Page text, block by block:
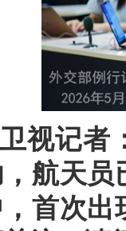
视记者
航天员
首次